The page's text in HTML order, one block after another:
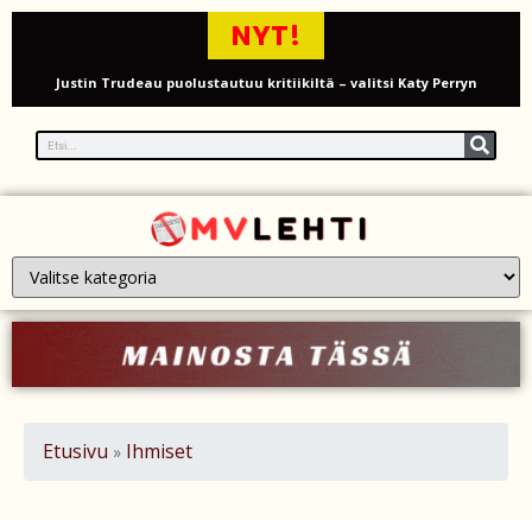
NYT!
Justin Trudeau puolustautuu kritiikiltä – valitsi Katy Perryn
Grenfellin tornon palo: yhdeksäs vuosipäivä erityisen raskas omaisille
Turistijuna kaatui Cártaman tapasjuhlilla – 17 loukkaantui Espanjassa
Työläistaustainen kansanedustaja avaa 30-vuotisen taistelunsa
kuukautisterveyden ja endometrioosin hoidon puolesta
PT Vatanen antoi porttikiellon Juhana Tegelbergille – tiukka
Etusivu » Ihmiset